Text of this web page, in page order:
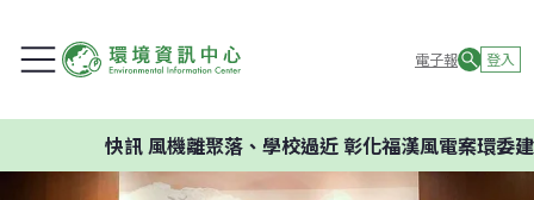
電子報 登入
風機離聚落、學校過近 彰化福漢風電案環委建議不